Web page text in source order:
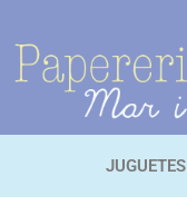
JUGUETES